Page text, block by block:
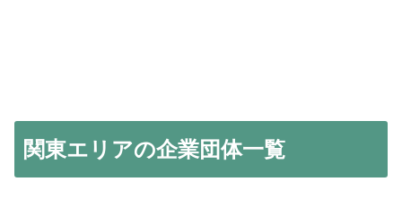
関東エリアの企業団体一覧